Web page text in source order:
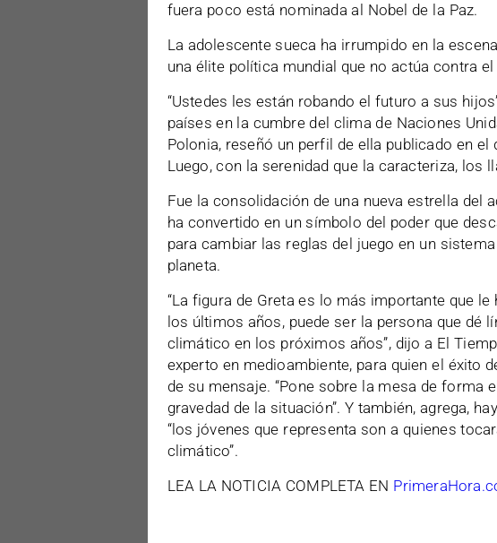
fuera poco está nominada al Nobel de la Paz.
La adolescente sueca ha irrumpido en la
una élite política mundial que no actúa contra
“Ustedes les están robando el futuro a sus
países en la cumbre del clima de Naciones
Polonia, reseñó un perfil de ella publicado en
Luego, con la serenidad que la caracteriza, los
Fue la consolidación de una nueva estrella del
ha convertido en un símbolo del poder que
para cambiar las reglas del juego en un
planeta.
“La figura de Greta es lo más importante que
los últimos años, puede ser la persona que dé
climático en los próximos años”, dijo a El
experto en medioambiente, para quien el éxito
de su mensaje. “Pone sobre la mesa de forma
gravedad de la situación”. Y también, agrega,
“los jóvenes que representa son a quienes
climático”.
LEA LA NOTICIA COMPLETA EN